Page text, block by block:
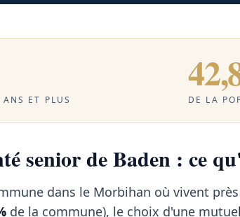
ET PLUS DE LA
senior de Baden : ce
dans le Morbihan où vivent
de la commune), le choix d'une